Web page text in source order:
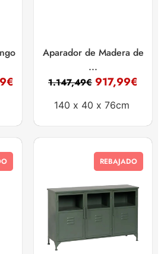
€
Aparador de Madera de
...
1.147,49€ 917,99€
140 x 40 x 76cm
REBAJADO